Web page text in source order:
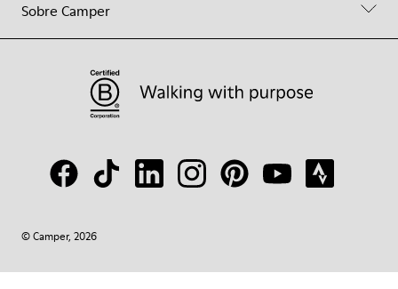
Sobre Camper
© Camper, 2026